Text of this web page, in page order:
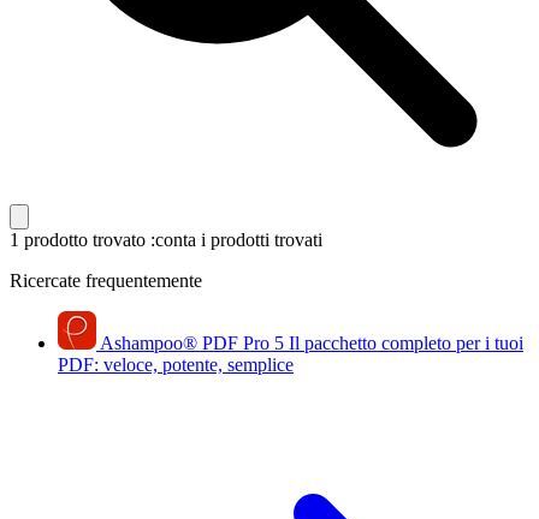
1 prodotto trovato :conta i prodotti trovati
Ricercate frequentemente
Ashampoo® PDF Pro 5 Il pacchetto completo per i tuoi
PDF: veloce, potente, semplice